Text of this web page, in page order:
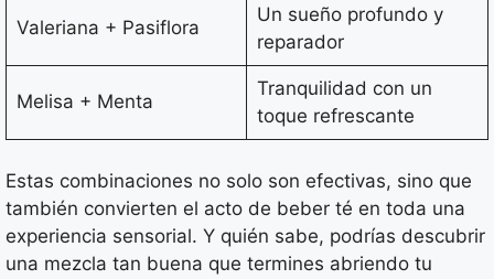
Valeriana + Pasiflora
Un sueño profundo y
reparador
Melisa + Menta
Tranquilidad con un
toque refrescante
Estas combinaciones no solo son efectivas, sino que
también convierten el acto de beber té en toda una
experiencia sensorial. Y quién sabe, podrías descubrir
una mezcla tan buena que termines abriendo tu